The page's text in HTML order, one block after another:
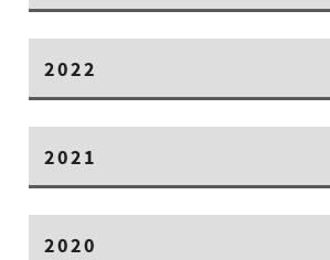
2022
2021
2020